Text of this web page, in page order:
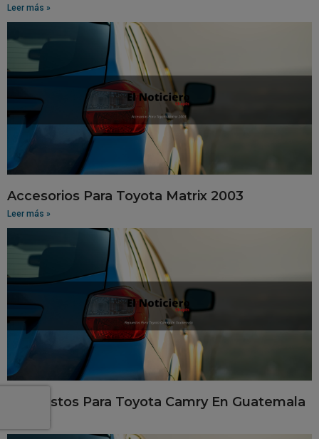
Leer más »
Accesorios Para Toyota Matrix 2003
Leer más »
Repuestos Para Toyota Camry En Guatemala